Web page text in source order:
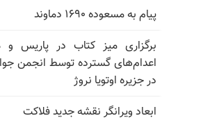
پیام به مسعوده ۱۶۹۰ دماوند
برگزاری میز کتاب در پاریس
اعدام‌های گسترده توسط انجمن
در جزیره اوتویا نروژ
ابعاد ویرانگر نقشه جدید فلاکت